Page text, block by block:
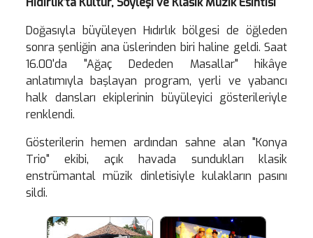
Doğasıyla büyüleyen Hıdırlık bölgesi de öğleden
sonra şenliğin ana üslerinden biri haline geldi. Saat
16.00'da "Ağaç Dededen Masallar" hikâye
anlatımıyla başlayan program, yerli ve yabancı
halk dansları ekiplerinin büyüleyici gösterileriyle
renklendi.
Gösterilerin hemen ardından sahne alan "Konya
Trio" ekibi, açık havada sundukları klasik
enstrümantal müzik dinletisiyle kulakların pasını
sildi.